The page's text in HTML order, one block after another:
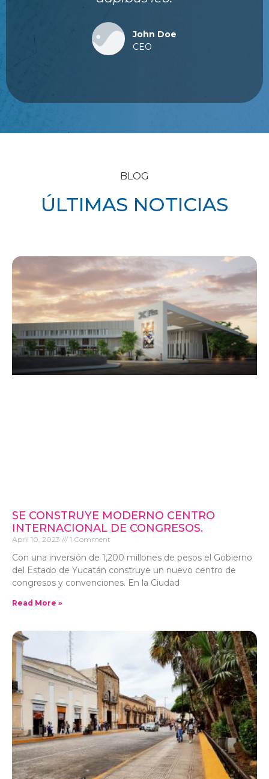
John Doe
CEO
BLOG
ÚLTIMAS NOTICIAS
SE CONSTRUYE MODERNO CENTRO
INTERNACIONAL DE CONGRESOS.
April 10, 2023 1 Comment
Con una inversión de 1,200 millones de pesos el Gobierno
del Estado de Yucatán construye un nuevo centro de
congresos y convenciones. En la Ciudad
Read More »